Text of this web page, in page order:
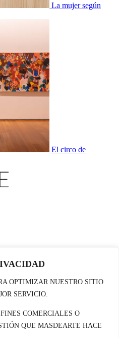
OPTIMIZAR NUESTRO SITIO
SERVICIO.
COMERCIALES O
QUE MASDEARTE HACE
La mujer según
El circo de
exposiciones, museos y artistas